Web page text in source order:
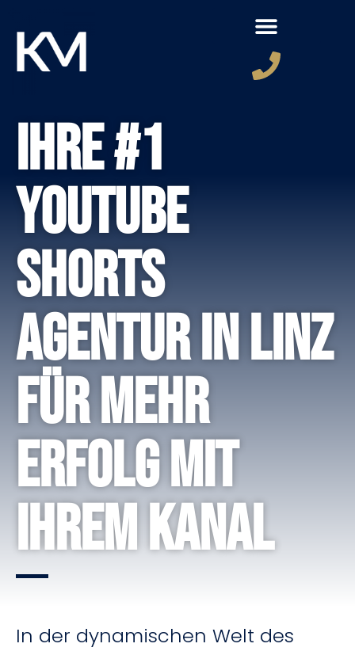
Ihre #1
Youtube
Shorts
Agentur in Linz
für mehr
Erfolg mit
Ihrem Kanal
In der dynamischen Welt des